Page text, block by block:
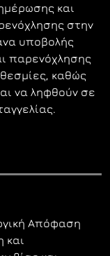
και
στην
υποβολής
παρενόχλησης
καθώς
να ληφθούν σε
Απόφαση
και